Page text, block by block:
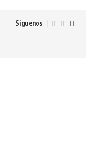
Siguenos